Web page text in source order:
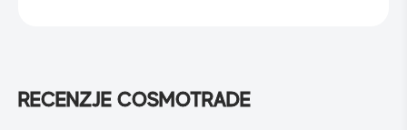
RECENZJE COSMOTRADE